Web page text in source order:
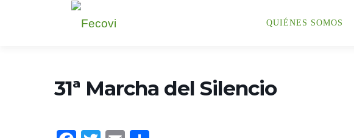
QUIÉNES SOMOS
31ª Marcha del Silencio